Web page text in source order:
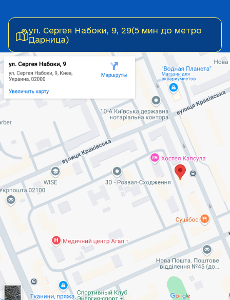
ул. Сергея Набоки, 9, 29(5 мин до метро
Дарница)